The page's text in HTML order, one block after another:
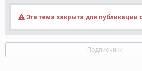
Эта тема закрыта для публикации
Подписчики